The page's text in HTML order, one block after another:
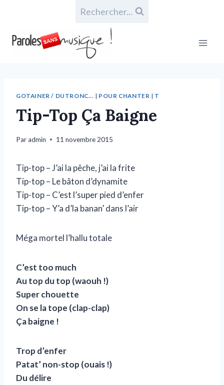
Rechercher...
GOTAINER / DUTRONC... | POUR CHANTER | T
Tip-Top Ça Baigne
Paradmin 11 novembre 2015
Tip-top – J’ai la pêche, j’ai la frite
Tip-top – Le bâton d’dynamite
Tip-top – C’est l’super pied d’enfer
Tip-top – Y’a d’la banan’ dans l’air
Méga mortel l’hallu totale
C’est too much
Au top du top (waouh !)
Super chouette
On se la tope (clap-clap)
Ça baigne !
Trop d’enfer
Patat’ non-stop (ouais !)
Du délire